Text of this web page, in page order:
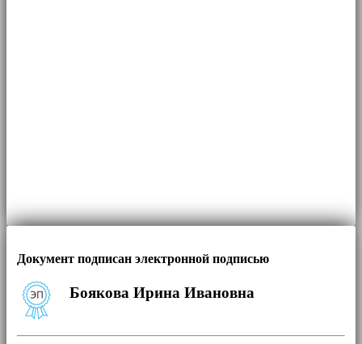
Документ подписан электронной подписью
Боякова Ирина Ивановна